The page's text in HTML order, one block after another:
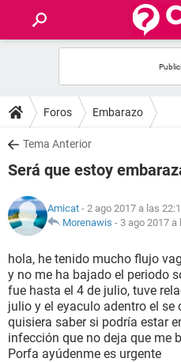
FOROS
SALUD
FAMILIA
NUTRICIÓN
BIENESTAR
SEXUALIDAD
GLOSARIO
Foros Embarazo
Tema Anterior
Será que estoy
Amicat - 2 ago 2017 a las
Morenawis - 3 ago 2017 a
hola, he tenido mucho flujo
y no me ha bajado el periodo
fue hasta el 4 de julio, tuve
julio y el eyaculo adentro el se
quisiera saber si podría estar
infección que no deja que me
Porfa ayúdenme es urgente